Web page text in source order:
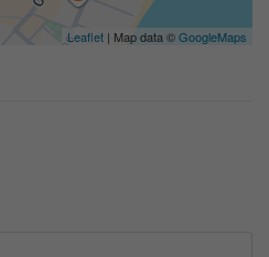
Leaflet | Map data ©GoogleMaps